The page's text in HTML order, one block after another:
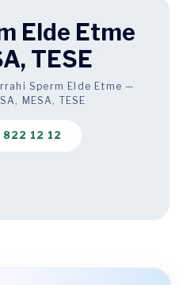
Elde Etme
TESE
Sperm Elde Etme —
MESA, TESE
12 12